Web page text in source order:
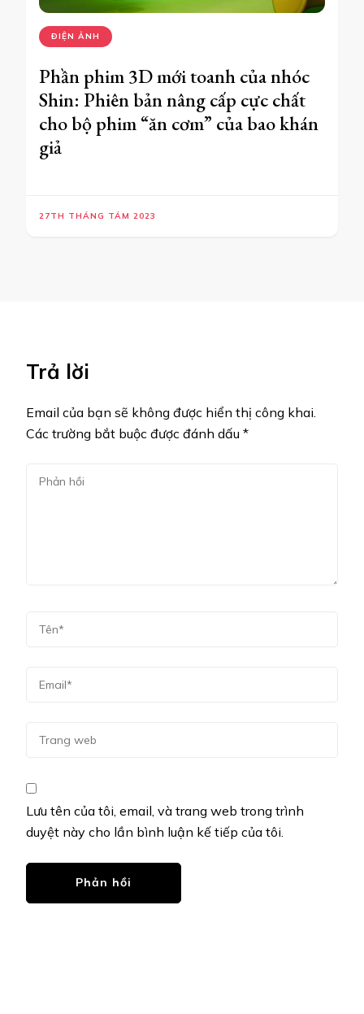
ĐIỆN ẢNH
Phần phim 3D mới toanh của nhóc
Shin: Phiên bản nâng cấp cực chất
cho bộ phim “ăn cơm” của bao khán
giả
27TH THÁNG TÁM 2023
Trả lời
Email của bạn sẽ không được hiển thị công khai.
Các trường bắt buộc được đánh dấu *
Lưu tên của tôi, email, và trang web trong trình
duyệt này cho lần bình luận kế tiếp của tôi.